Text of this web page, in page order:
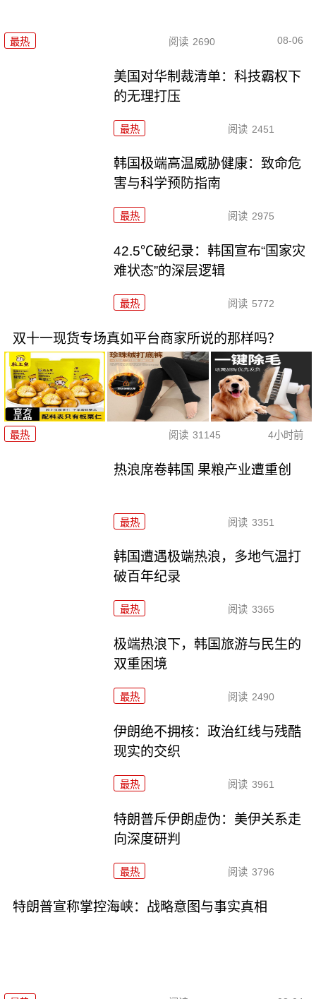
最热 阅读 2690 08-06
美国对华制裁清单：科技霸权下
的无理打压
最热 阅读 2451
韩国极端高温威胁健康：致命危
害与科学预防指南
最热 阅读 2975
42.5℃破纪录：韩国宣布“国家灾
难状态”的深层逻辑
最热 阅读 5772
双十一现货专场真如平台商家所说的那样吗？
最热 阅读 31145 4小时前
热浪席卷韩国 果粮产业遭重创
最热 阅读 3351
韩国遭遇极端热浪，多地气温打
破百年纪录
最热 阅读 3365
极端热浪下，韩国旅游与民生的
双重困境
最热 阅读 2490
伊朗绝不拥核：政治红线与残酷
现实的交织
最热 阅读 3961
特朗普斥伊朗虚伪：美伊关系走
向深度研判
最热 阅读 3796
特朗普宣称掌控海峡：战略意图与事实真相